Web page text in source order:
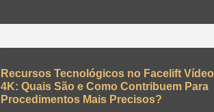
Recursos Tecnológicos no Facelift Vídeo
4K: Quais São e Como Contribuem Para
Procedimentos Mais Precisos?